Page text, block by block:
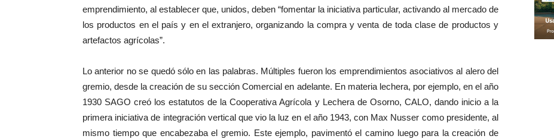
emprendimiento, al establecer que, unidos, deben “fomentar la iniciativa particular, activando al mercado de
los productos en el país y en el extranjero, organizando la compra y venta de toda clase de productos y
artefactos agrícolas”.
Lo anterior no se quedó sólo en las palabras. Múltiples fueron los emprendimientos asociativos al alero del
gremio, desde la creación de su sección Comercial en adelante. En materia lechera, por ejemplo, en el año
1930 SAGO creó los estatutos de la Cooperativa Agrícola y Lechera de Osorno, CALO, dando inicio a la
primera iniciativa de integración vertical que vio la luz en el año 1943, con Max Nusser como presidente, al
mismo tiempo que encabezaba el gremio. Este ejemplo, pavimentó el camino luego para la creación de